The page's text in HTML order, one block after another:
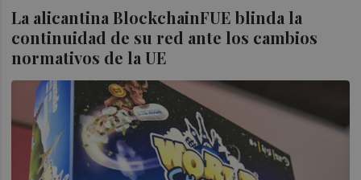
La alicantina BlockchainFUE blinda la
continuidad de su red ante los cambios
normativos de la UE